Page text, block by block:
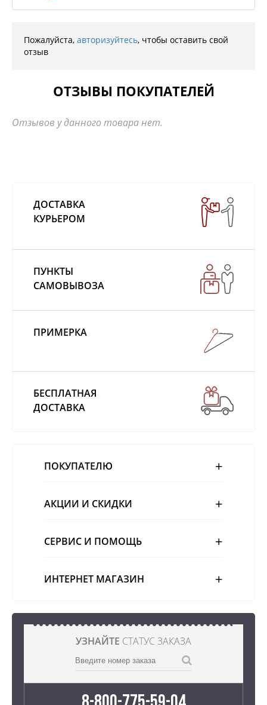
Пожалуйста, авторизуйтесь, чтобы оставить свой
отзыв
ОТЗЫВЫ ПОКУПАТЕЛЕЙ
Отзывов у данного товара нет.
ДОСТАВКА
КУРЬЕРОМ
ПУНКТЫ
САМОВЫВОЗА
ПРИМЕРКА
БЕСПЛАТНАЯ
ДОСТАВКА
ПОКУПАТЕЛЮ
АКЦИИ И СКИДКИ
СЕРВИС И ПОМОЩЬ
ИНТЕРНЕТ МАГАЗИН
УЗНАЙТЕ СТАТУС ЗАКАЗА